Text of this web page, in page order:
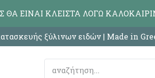
ξύλινων ειδών | Made in
ΘΑ ΕΙΝΑΙ ΚΛΕΙΣΤΑ ΛΟΓΩ